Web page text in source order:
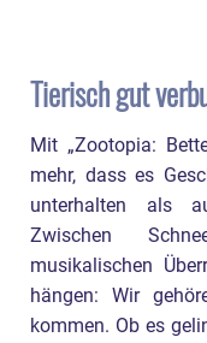
Tierisch gut
Mit „Zootopia:
mehr, dass es
unterhalten als
Zwischen
musikalischen
hängen: Wir
kommen. Ob es